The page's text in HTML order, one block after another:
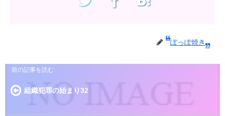
ぽっぽ焼き
組織犯罪の始まり32